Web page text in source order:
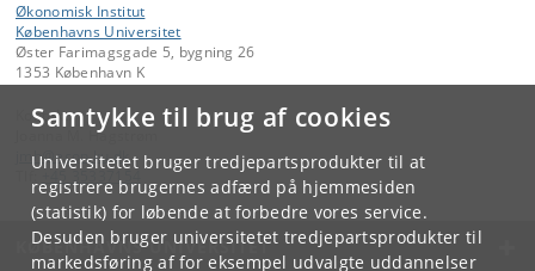
Samtykke til brug af cookies
Universitetet bruger tredjepartsprodukter til at
registrere brugernes adfærd på hjemmesiden
(statistik) for løbende at forbedre vores service.
Desuden bruger universitetet tredjepartsprodukter til
markedsføring af for eksempel udvalgte uddannelser
Økonomisk Institut
Københavns Universitet
Øster Farimagsgade 5, bygning 26
1353 København K
Kontakt:
Joanna M. Hagstrøm
jmh@econ.ku.dk
+45 35337154
KØBENHAVNS UNIVERSITET